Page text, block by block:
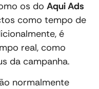
os do Aqui Ads
como tempo de
é
real, como
da campanha.
normalmente